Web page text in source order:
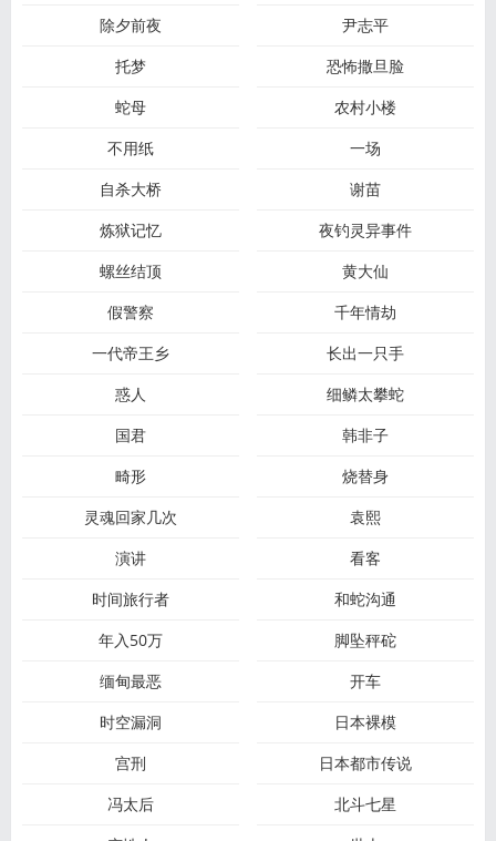
除夕前夜
尹志平
托梦
恐怖撒旦脸
蛇母
农村小楼
不用纸
一场
自杀大桥
谢苗
炼狱记忆
夜钓灵异事件
螺丝结顶
黄大仙
假警察
千年情劫
一代帝王乡
长出一只手
惑人
细鳞太攀蛇
国君
韩非子
畸形
烧替身
灵魂回家几次
袁熙
演讲
看客
时间旅行者
和蛇沟通
年入50万
脚坠秤砣
缅甸最恶
开车
时空漏洞
日本裸模
宫刑
日本都市传说
冯太后
北斗七星